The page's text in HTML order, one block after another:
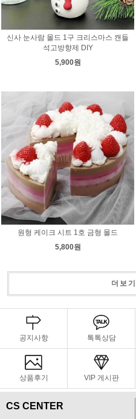
신사 눈사람 몰드 1구 크리스마스 캔들
석고방향제 DIY
5,900원
원형 케이크 시트 1호 금형 몰드
5,800원
더보기
공지사항 톡톡상담
상품후기 VIP 게시판
CS CENTER